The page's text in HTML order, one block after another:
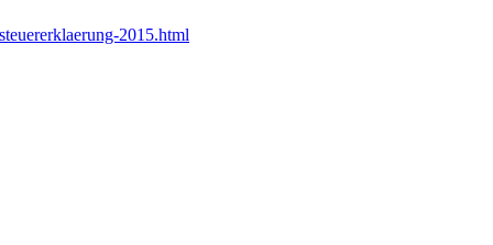
2015.html